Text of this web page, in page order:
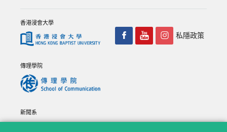
香港浸會大學
傳理學院
新聞系
私隱政策